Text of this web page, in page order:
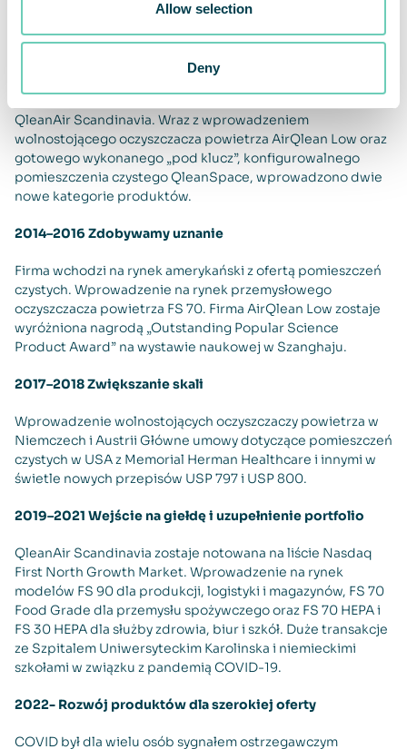
Allow selection
Deny
Wprowadzenie opatentowanego i unikalnego systemu
2012–2013 Zwiększenie zakresu działalności
QleanAir Scandinavia. Wraz z wprowadzeniem
wolnostojącego oczyszczacza powietrza AirQlean Low oraz
gotowego wykonanego „pod klucz”, konfigurowalnego
pomieszczenia czystego QleanSpace, wprowadzono dwie
nowe kategorie produktów.
2014–2016 Zdobywamy uznanie
Firma wchodzi na rynek amerykański z ofertą pomieszczeń
czystych. Wprowadzenie na rynek przemysłowego
oczyszczacza powietrza FS 70. Firma AirQlean Low zostaje
wyróżniona nagrodą „Outstanding Popular Science
Product Award” na wystawie naukowej w Szanghaju.
2017–2018 Zwiększanie skali
Wprowadzenie wolnostojących oczyszczaczy powietrza w
Niemczech i Austrii Główne umowy dotyczące pomieszczeń
czystych w USA z Memorial Herman Healthcare i innymi w
świetle nowych przepisów USP 797 i USP 800.
2019–2021 Wejście na giełdę i uzupełnienie portfolio
QleanAir Scandinavia zostaje notowana na liście Nasdaq
First North Growth Market. Wprowadzenie na rynek
modelów FS 90 dla produkcji, logistyki i magazynów, FS 70
Food Grade dla przemysłu spożywczego oraz FS 70 HEPA i
FS 30 HEPA dla służby zdrowia, biur i szkół. Duże transakcje
ze Szpitalem Uniwersyteckim Karolinska i niemieckimi
szkołami w związku z pandemią COVID-19.
2022- Rozwój produktów dla szerokiej oferty
COVID był dla wielu osób sygnałem ostrzegawczym